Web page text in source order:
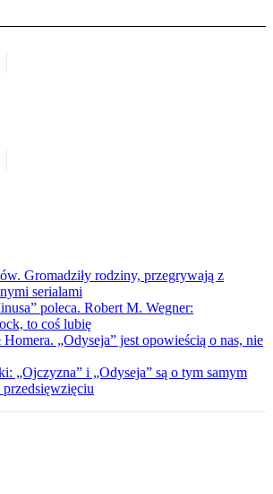
Gromadziły rodziny, przegrywają z
serialami
poleca. Robert M. Wegner:
to coś lubię
Homera. „Odyseja” jest opowieścią o nas, nie
„Ojczyzna” i „Odyseja” są o tym samym